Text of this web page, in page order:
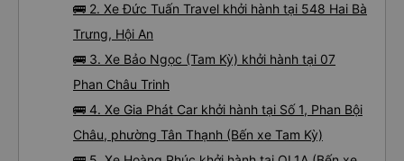
🚌 2. Xe Đức Tuấn Travel khởi hành tại 548 Hai Bà
Trưng, Hội An
🚌 3. Xe Bảo Ngọc (Tam Kỳ) khởi hành tại 07
Phan Châu Trinh
🚌 4. Xe Gia Phát Car khởi hành tại Số 1, Phan Bội
Châu, phường Tân Thạnh (Bến xe Tam Kỳ)